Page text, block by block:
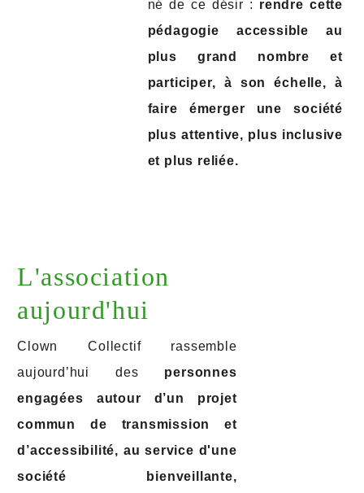
né de ce désir : rendre cette
pédagogie accessible au
plus grand nombre et
participer, à son échelle, à
faire émerger une société
plus attentive, plus inclusive
et plus reliée.
L'association
aujourd'hui
Clown Collectif rassemble
aujourd’hui des personnes
engagées autour d’un projet
commun de transmission et
d’accessibilité, au service d'une
société bienveillante,